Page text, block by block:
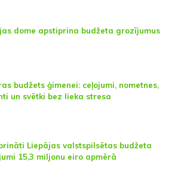
dome apstiprina budžeta grozījumus
budžets ģimenei: ceļojumi, nometnes,
un svētki bez lieka stresa
Liepājas valstspilsētas budžeta
15,3 miljonu eiro apmērā